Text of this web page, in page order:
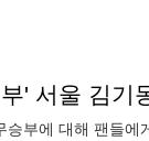
' 서울 김기
부에 대해 팬들